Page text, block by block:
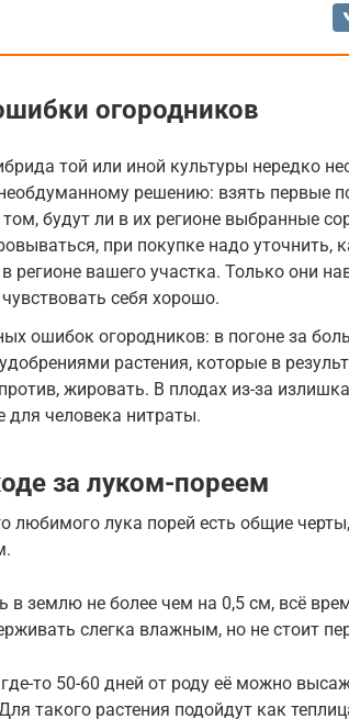
огородников
той или иной культуры нередко
решению: взять первые
будут ли в их регионе выбранные
при покупке надо уточнить,
регионе вашего участка. Только они
себя хорошо.
ошибок огородников: в погоне за
растения, которые в
жировать. В плодах из-за
для человека нитраты.
за луком-пореем
любимого лука порей есть общие
в землю не более чем на 0,5 см, всё
слегка влажным, но не стоит
то 50-60 дней от роду её можно
такого растения подойдут как